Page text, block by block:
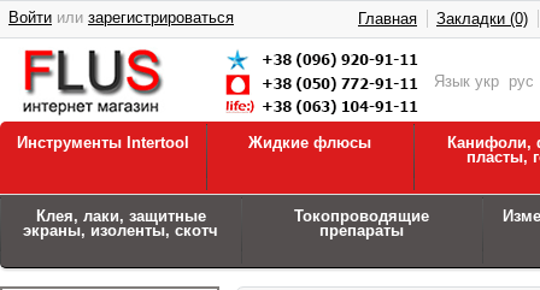
Язык укр рус
Войти или зарегистрироваться Главная Закладки (0)
Инструменты Intertool Жидкие флюсы
Канифоли,
пласты,
Клея, лаки, защитные
экраны, изоленты, скотч
Токопроводящие
препараты